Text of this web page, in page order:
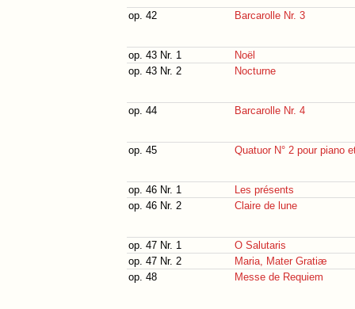
op. 42 Barcarolle Nr. 3
op. 43 Nr. 1
Noël
op. 43 Nr. 2
Nocturne
op. 44 Barcarolle Nr. 4
op. 45 Quatuor N° 2 pour piano
op. 46 Nr. 1
Les présents
op. 46 Nr. 2
Claire de lune
op. 47 Nr. 1
O Salutaris
op. 47 Nr. 2
Maria, Mater Gratiæ
op. 48
Messe de Requiem